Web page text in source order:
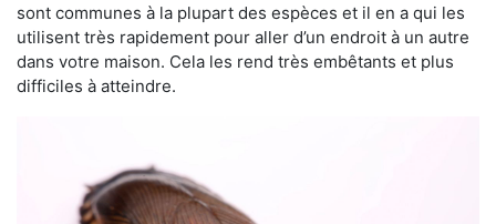
sont communes à la plupart des espèces et il en a qui les
utilisent très rapidement pour aller d’un endroit à un autre
dans votre maison. Cela les rend très embêtants et plus
difficiles à atteindre.